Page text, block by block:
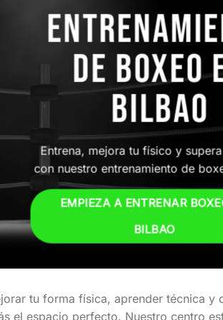
DE BOXEO
BILBAO
Entrena, mejora tu físico y
con nuestro entrenamiento de
EMPIEZA A ENTRENAR
BILBAO
tu forma física, aprender técnica
el espacio perfecto. Nuestro centro